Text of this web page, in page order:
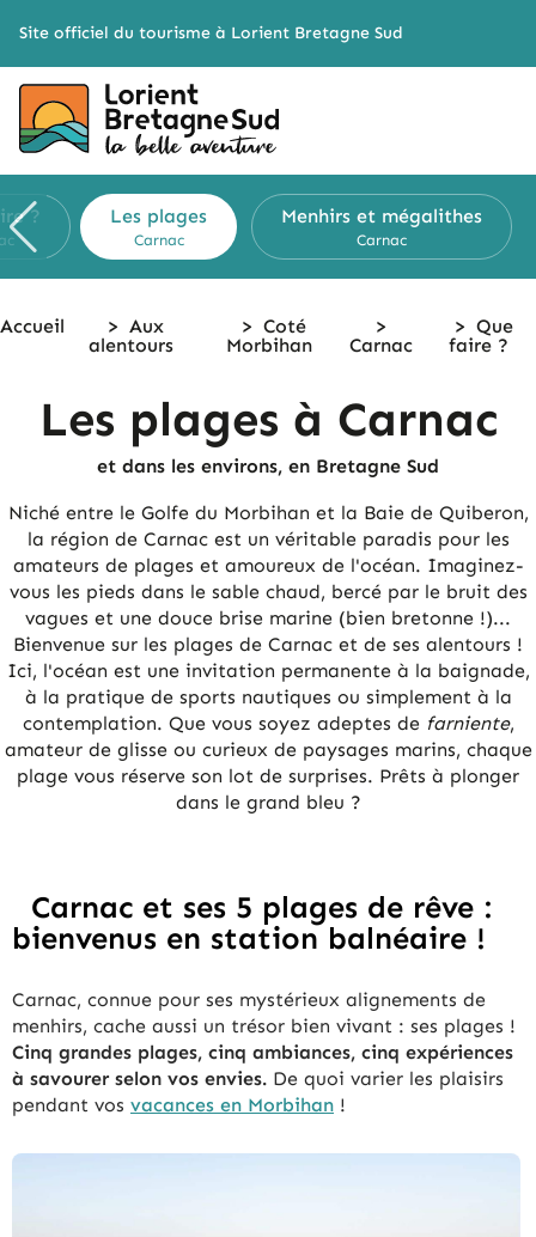
Site officiel du tourisme à Lorient Bretagne Sud
? Les plages
Carnac
Menhirs et mégalithes
Carnac
Accueil > Aux
alentours
> Coté
Morbihan
>
Carnac
> Que
faire ?
Les plages à Carnac
et dans les environs, en Bretagne Sud
Niché entre le Golfe du Morbihan et la Baie de Quiberon,
la région de Carnac est un véritable paradis pour les
amateurs de plages et amoureux de l'océan. Imaginez-
vous les pieds dans le sable chaud, bercé par le bruit des
vagues et une douce brise marine (bien bretonne !)...
Bienvenue sur les plages de Carnac et de ses alentours !
Ici, l'océan est une invitation permanente à la baignade,
à la pratique de sports nautiques ou simplement à la
contemplation. Que vous soyez adeptes de farniente,
amateur de glisse ou curieux de paysages marins, chaque
plage vous réserve son lot de surprises. Prêts à plonger
dans le grand bleu ?
Carnac et ses 5 plages de rêve :
bienvenus en station balnéaire !
Carnac, connue pour ses mystérieux alignements de
menhirs, cache aussi un trésor bien vivant : ses plages !
Cinq grandes plages, cinq ambiances, cinq expériences
à savourer selon vos envies. De quoi varier les plaisirs
pendant vos vacances en Morbihan !